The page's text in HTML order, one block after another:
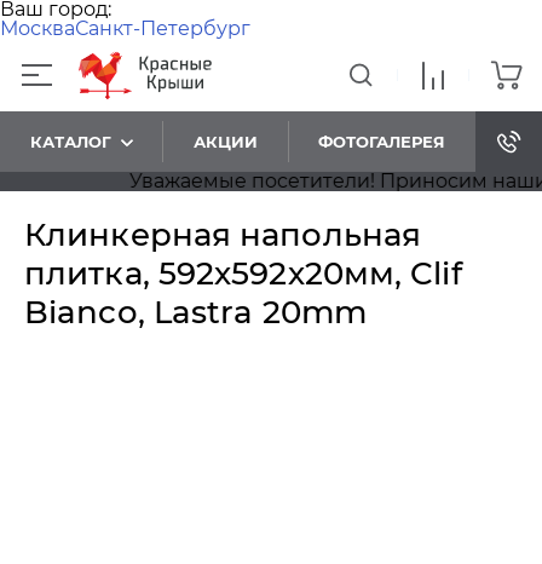
Ваш город:
МоскваСанкт-Петербург
КАТАЛОГ АКЦИИ ФОТОГАЛЕРЕЯ
Уважаемые посетители! Приносим наши
Клинкерная напольная
плитка, 592х592х20мм, Clif
Bianco, Lastra 20mm